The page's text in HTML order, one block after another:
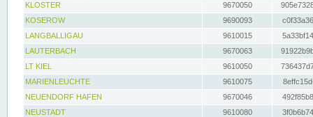
KLOSTER
9670050
KOSEROW
9690093
LANGBALLIGAU
9610015
LAUTERBACH
9670063
LT KIEL
9610050
MARIENLEUCHTE
9610075
NEUENDORF HAFEN
9670046
NEUSTADT
9610080